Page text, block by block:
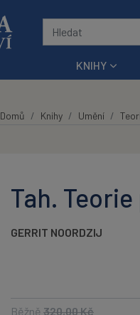
KNIHY
Domů Knihy Umění
Tah.
GERRIT NOORDZIJ
Běžně 320,00Kč